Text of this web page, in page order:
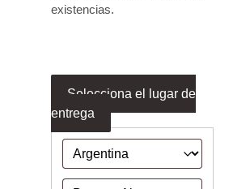
existencias.
Selecciona el lugar de
entrega